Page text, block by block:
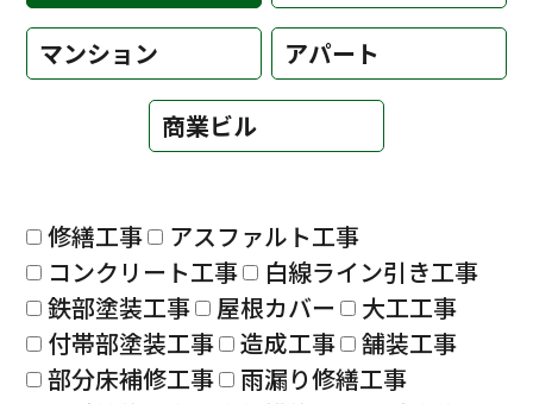
マンション アパート
商業ビル
修繕工事
アスファルト工事
コンクリート工事
白線ライン引き工事
鉄部塗装工事
屋根カバー
大工工事
付帯部塗装工事
造成工事
舗装工事
部分床補修工事
雨漏り修繕工事